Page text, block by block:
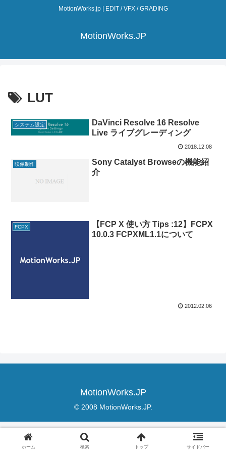
MotionWorks.jp | EDIT / VFX / GRADING
MotionWorks.JP
LUT
システム設定
DaVinci Resolve 16 Resolve
Live ライブグレーディング
2018.12.08
映像制作
Sony Catalyst Browseの機能紹
介
FCPX
【FCP X 使い方 Tips :12】FCPX
10.0.3 FCPXML1.1について
2012.02.06
MotionWorks.JP
© 2008 MotionWorks.JP.
ホーム 検索 トップ サイドバー